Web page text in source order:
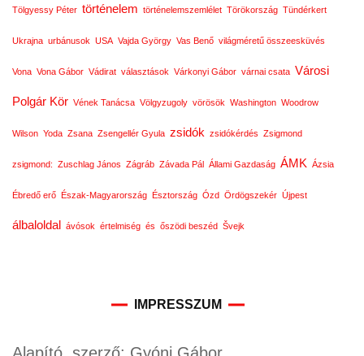
Tölgyessy Péter történelem történelemszemlélet Törökország Tündérkert
Ukrajna urbánusok USA Vajda György Vas Benő világméretű összeesküvés
Vona Vona Gábor Vádirat választások Várkonyi Gábor várnai csata Városi
Polgár Kör Vének Tanácsa Völgyzugoly vörösök Washington Woodrow
Wilson Yoda Zsana Zsengellér Gyula zsidók zsidókérdés Zsigmond
zsigmond: Zuschlag János Zágráb Závada Pál Állami Gazdaság ÁMK Ázsia
Ébredő erő Észak-Magyarország Észtország Ózd Ördögszekér Újpest
álbaloldal ávósok értelmiség és őszödi beszéd Švejk
IMPRESSZUM
Alapító, szerző: Gyóni Gábor